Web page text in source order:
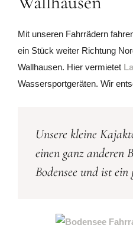
Mit unseren Fahrrädern
ein Stück weiter Richtung
Wallhausen. Hier vermietet
Wassersportgeräten. Wir
Unsere kleine
einen ganz anderen
Bodensee und ist ein